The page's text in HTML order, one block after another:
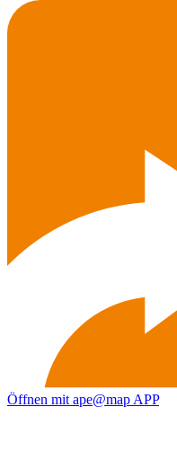
Öffnen mit ape@map APP